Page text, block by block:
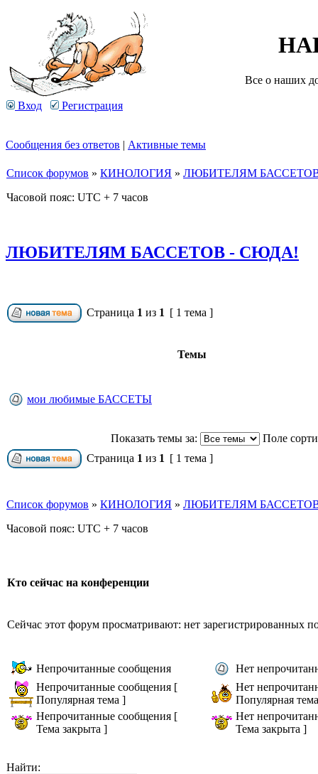
Все о наших
Вход Регистрация
Сообщения без ответов | Активные темы
Список форумов » КИНОЛОГИЯ » ЛЮБИТЕЛЯМ
Часовой пояс: UTC + 7 часов
ЛЮБИТЕЛЯМ БАССЕТОВ - СЮДА!
Страница 1 из 1 [ 1 тема ]
Темы
мои любимые БАССЕТЫ
Показать темы за:
Поле
Страница 1 из 1 [ 1 тема ]
Список форумов » КИНОЛОГИЯ » ЛЮБИТЕЛЯМ
Часовой пояс: UTC + 7 часов
Кто сейчас на конференции
Сейчас этот форум просматривают: нет зарегистрированных
Непрочитанные сообщения
Нет
Непрочитанные сообщения [
Популярная тема ]
Нет
Популярная
Непрочитанные сообщения [
Тема закрыта ]
Нет
Тема закрыта ]
Найти: